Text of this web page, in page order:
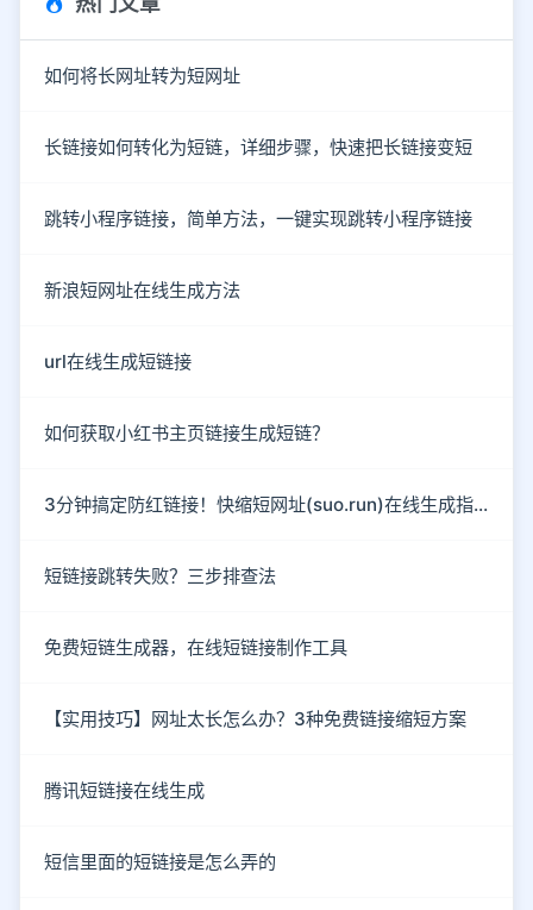
如何将长网址转为短网址
长链接如何转化为短链，详细步骤，快速把长链接变短
跳转小程序链接，简单方法，一键实现跳转小程序链接
新浪短网址在线生成方法
url在线生成短链接
如何获取小红书主页链接生成短链？
3分钟搞定防红链接！快缩短网址(suo.run)在线生成指南
短链接跳转失败？三步排查法
免费短链生成器，在线短链接制作工具
【实用技巧】网址太长怎么办？3种免费链接缩短方案
腾讯短链接在线生成
短信里面的短链接是怎么弄的